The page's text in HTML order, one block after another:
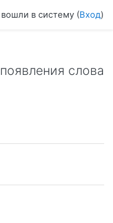
в систему (Вход)
слова